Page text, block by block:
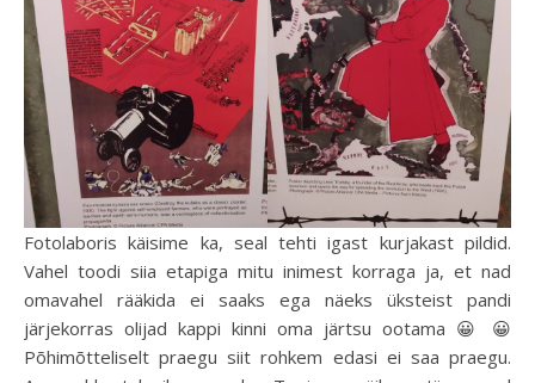
Fotolaboris käisime ka, seal tehti igast kurjakast pildid.
Vahel toodi siia etapiga mitu inimest korraga ja, et nad
omavahel rääkida ei saaks ega näeks üksteist pandi
järjekorras olijad kappi kinni oma järtsu ootama 😀 😀
Põhimõtteliselt praegu siit rohkem edasi ei saa praegu.